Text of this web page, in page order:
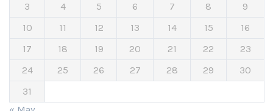
3
4 5 6 7 8
9
10
11 12 13 14 15
16
17
18 19 20 21 22
23
24
25 26 27 28 29
30
31